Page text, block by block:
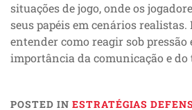
situações de jogo, onde os
seus papéis em cenários realistas.
entender como reagir sob pressão
importância da comunicação e do
POSTED IN ESTRATÉGIAS